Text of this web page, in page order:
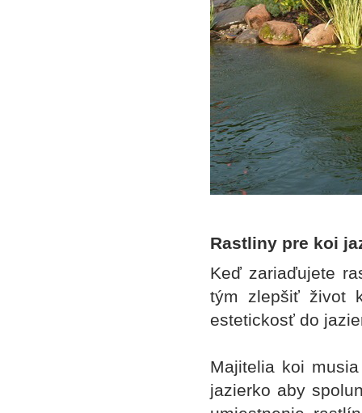
Rastliny pre koi
Keď zariaďujete
tým zlepšiť život
estetickosť do
Majitelia koi
jazierko aby